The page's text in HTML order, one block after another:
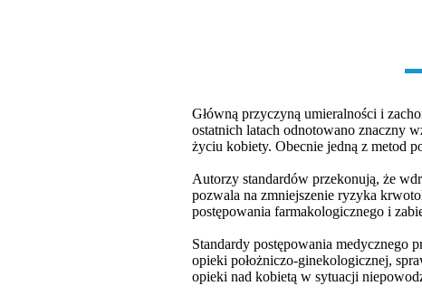
Główną przyczyną umieralności i
ostatnich latach odnotowano znaczny
życiu kobiety. Obecnie jedną z metod
Autorzy standardów przekonują, że
pozwala na zmniejszenie ryzyka
postępowania farmakologicznego i
Standardy postępowania medycznego
opieki położniczo-ginekologicznej,
opieki nad kobietą w sytuacji